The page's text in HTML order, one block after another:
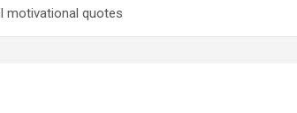
motivational quotes